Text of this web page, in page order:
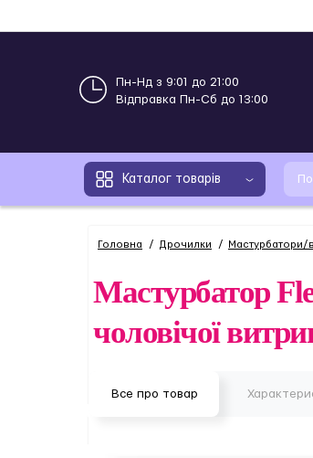
Пн-Нд з 9:01 до 21:00
Відправка Пн-Сб до 13:00
Каталог товарів
Головна Дрочилки Мастурбатори/
Мастурбатор
чоловічої
Все про товар